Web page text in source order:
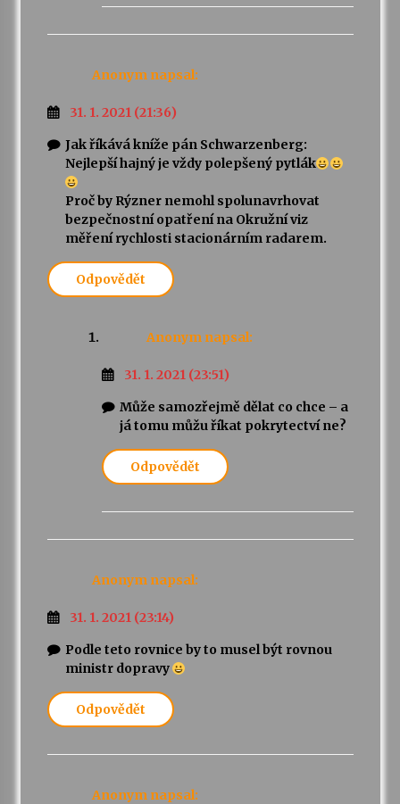
Anonym napsal:
31. 1. 2021 (21:36)
Jak říkává kníže pán Schwarzenberg:
Nejlepší hajný je vždy polepšený pytlák
Proč by Rýzner nemohl spolunavrhovat
bezpečnostní opatření na Okružní viz
měření rychlosti stacionárním radarem.
Odpovědět
Anonym napsal:
31. 1. 2021 (23:51)
Může samozřejmě dělat co chce – a
já tomu můžu říkat pokrytectví ne?
Odpovědět
Anonym napsal:
31. 1. 2021 (23:14)
Podle teto rovnice by to musel být rovnou
ministr dopravy
Odpovědět
Anonym napsal: